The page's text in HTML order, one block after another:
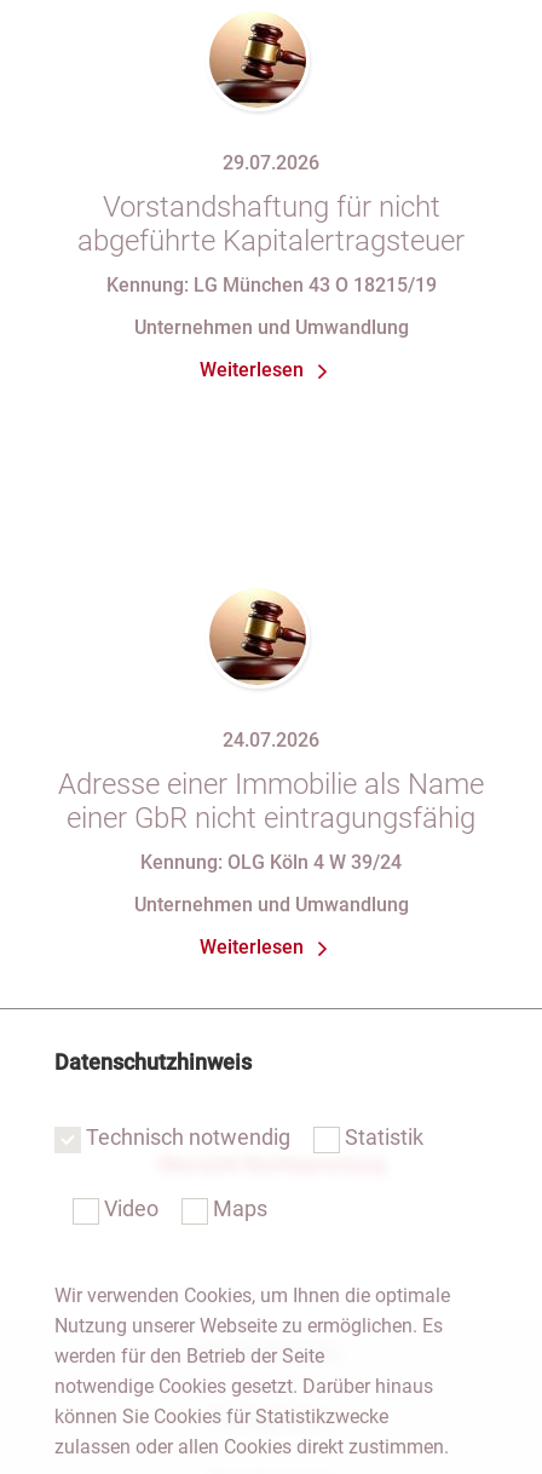
29.07.2026
Vorstandshaftung für nicht
abgeführte Kapitalertragsteuer
Kennung: LG München 43 O 18215/19
Unternehmen und Umwandlung
Weiterlesen
24.07.2026
Adresse einer Immobilie als Name
einer GbR nicht eintragungsfähig
Kennung: OLG Köln 4 W 39/24
Unternehmen und Umwandlung
Weiterlesen
Notar Dresden
Fachgebiete
Datenschutzhinweis
Technisch notwendig Statistik
Video Maps
Wir verwenden Cookies, um Ihnen die optimale
Nutzung unserer Webseite zu ermöglichen. Es
werden für den Betrieb der Seite
notwendige Cookies gesetzt. Darüber hinaus
können Sie Cookies für Statistikzwecke
zulassen oder allen Cookies direkt zustimmen.